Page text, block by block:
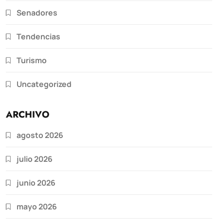
Senadores
Tendencias
Turismo
Uncategorized
ARCHIVO
agosto 2026
julio 2026
junio 2026
mayo 2026